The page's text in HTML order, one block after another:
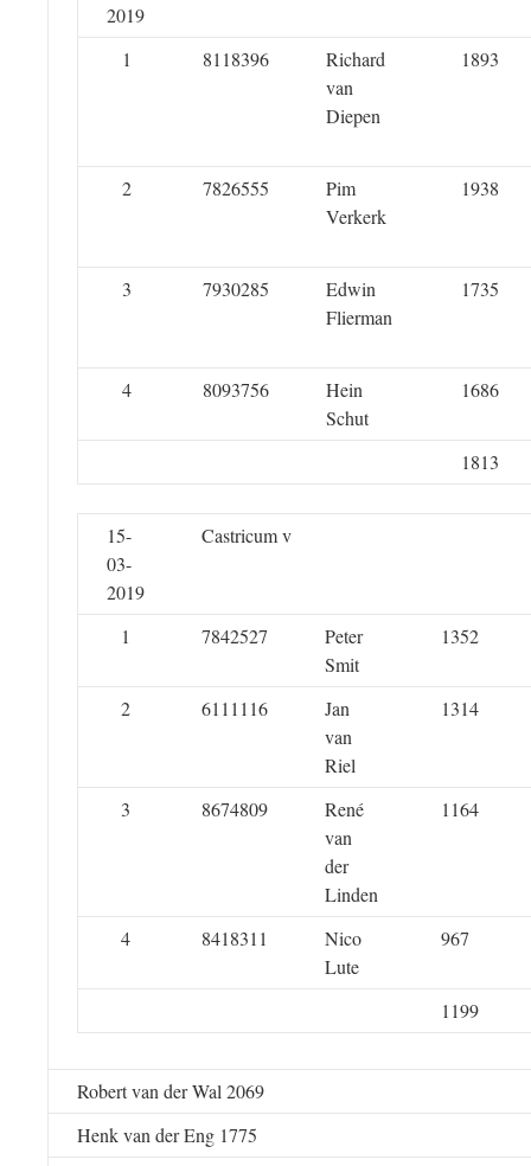
2019
1 8118396
Richard
van
Diepen
1893
2 7826555
Pim
Verkerk
1938
3 7930285
Edwin
Flierman
1735
4 8093756
Hein
Schut
1686
1813
15-
03-
2019
Castricum v
1 7842527
Peter
Smit
1352
2 6111116
Jan
van
Riel
1314
3 8674809
René
van
der
Linden
1164
4 8418311
Nico
Lute
967
1199
Robert van der Wal 2069
Henk van der Eng 1775